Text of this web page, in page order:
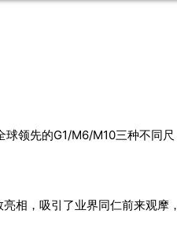
领先的G1/M6/M10三种不同尺
相，吸引了业界同仁前来观摩，